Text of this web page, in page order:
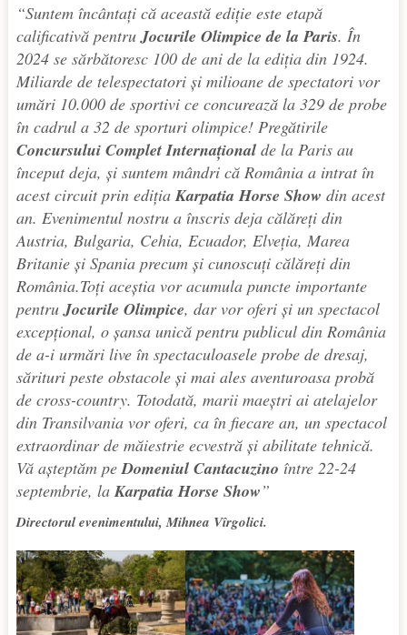
“Suntem încântați că această ediție este etapă
calificativă pentruJocurile Olimpice de la Paris. În
2024 se sărbătoresc 100 de ani de la ediția din 1924.
Miliarde de telespectatori și milioane de spectatori vor
umări 10.000 de sportivi ce concurează la 329 de probe
în cadrul a 32 de sporturi olimpice! Pregătirile
Concursului Complet Internațional de la Paris au
început deja, și suntem mândri că România a intrat în
acest circuit prin edițiaKarpatia Horse Show din acest
an. Evenimentul nostru a înscris deja călăreți din
Austria, Bulgaria, Cehia, Ecuador, Elveția, Marea
Britanie și Spania precum și cunoscuți călăreți din
România.Toți aceștia vor acumula puncte importante
pentruJocurile Olimpice, dar vor oferi și un spectacol
excepțional, o șansa unică pentru publicul din România
de a-i urmări live în spectaculoasele probe de dresaj,
sărituri peste obstacole și mai ales aventuroasa probă
de cross-country. Totodată, marii maeștri ai atelajelor
din Transilvania vor oferi, ca în fiecare an, un spectacol
extraordinar de măiestrie ecvestră și abilitate tehnică.
Vă așteptăm peDomeniul Cantacuzino între 22-24
septembrie, laKarpatia Horse Show”
Directorul evenimentului, Mihnea Vîrgolici.